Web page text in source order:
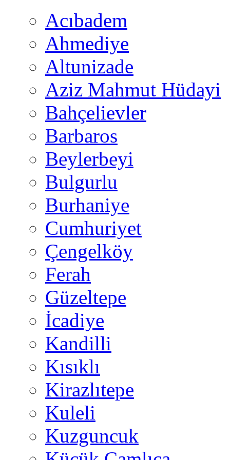
Acıbadem
Ahmediye
Altunizade
Aziz Mahmut Hüdayi
Bahçelievler
Barbaros
Beylerbeyi
Bulgurlu
Burhaniye
Cumhuriyet
Çengelköy
Ferah
Güzeltepe
İcadiye
Kandilli
Kısıklı
Kirazlıtepe
Kuleli
Kuzguncuk